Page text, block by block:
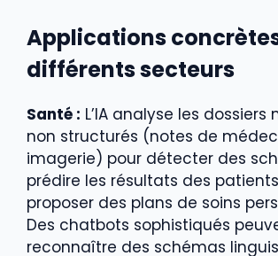
Applications
différents secteurs
Santé : L’IA analyse les
non structurés (notes de
imagerie) pour détecter des
prédire les résultats des
proposer des plans de soins
Des chatbots sophistiqués
reconnaître des schémas